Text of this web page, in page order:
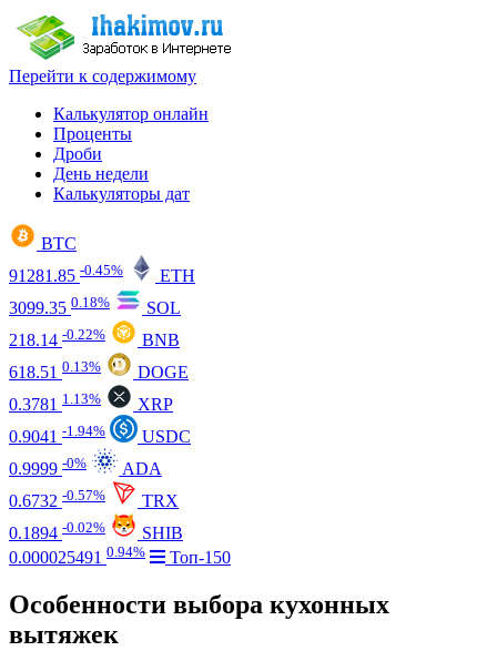
Перейти к содержимому
Калькулятор онлайн
Проценты
Дроби
День недели
Калькуляторы дат
BTC
91281.85 -0.45%
ETH
3099.35 0.18%
SOL
218.14 -0.22%
BNB
618.51 0.13%
DOGE
0.3781 1.13%
XRP
0.9041 -1.94%
USDC
0.9999 -0%
ADA
0.6732 -0.57%
TRX
0.1894 -0.02%
SHIB
0.000025491 0.94% Топ-150
Особенности выбора кухонных
вытяжек